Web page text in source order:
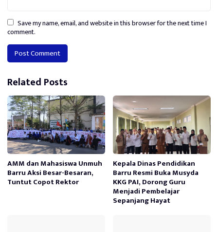
Save my name, email, and website in this browser for the next time I
comment.
Alternative:
Related Posts
AMM dan Mahasiswa Unmuh
Barru Aksi Besar-Besaran,
Tuntut Copot Rektor
Kepala Dinas Pendidikan
Barru Resmi Buka Musyda
KKG PAI, Dorong Guru
Menjadi Pembelajar
Sepanjang Hayat